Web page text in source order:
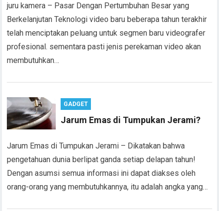
juru kamera – Pasar Dengan Pertumbuhan Besar yang
Berkelanjutan Teknologi video baru beberapa tahun terakhir
telah menciptakan peluang untuk segmen baru videografer
profesional. sementara pasti jenis perekaman video akan
membutuhkan…
GADGET
Jarum Emas di Tumpukan Jerami?
Jarum Emas di Tumpukan Jerami – Dikatakan bahwa
pengetahuan dunia berlipat ganda setiap delapan tahun!
Dengan asumsi semua informasi ini dapat diakses oleh
orang-orang yang membutuhkannya, itu adalah angka yang…